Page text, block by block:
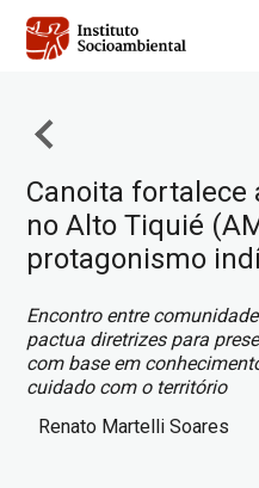
Pular
para
principal
Canoita fortalece
no Alto Tiquié
protagonismo
Encontro entre
pactua diretrizes para
com base em
cuidado com o território
Renato Martelli Soares